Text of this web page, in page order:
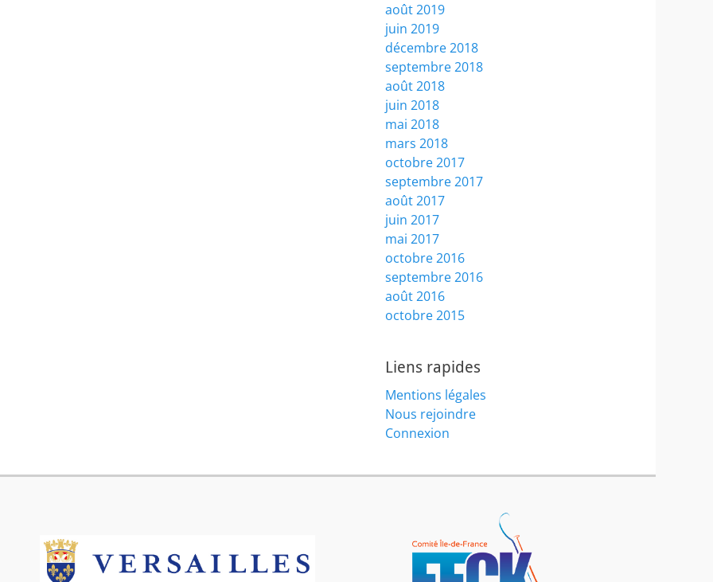
août 2019
juin 2019
décembre 2018
septembre 2018
août 2018
juin 2018
mai 2018
mars 2018
octobre 2017
septembre 2017
août 2017
juin 2017
mai 2017
octobre 2016
septembre 2016
août 2016
octobre 2015
Liens rapides
Mentions légales
Nous rejoindre
Connexion